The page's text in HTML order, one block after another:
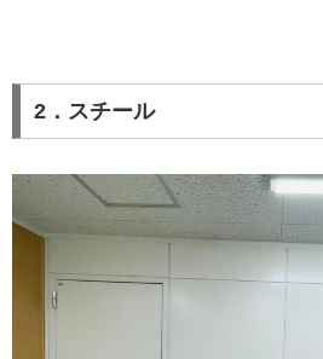
2．スチール